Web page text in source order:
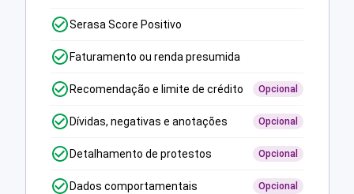
Serasa Score Positivo
Faturamento ou renda presumida
Recomendação e limite de crédito Opcional
Dívidas, negativas e anotações Opcional
Detalhamento de protestos Opcional
Dados comportamentais Opcional